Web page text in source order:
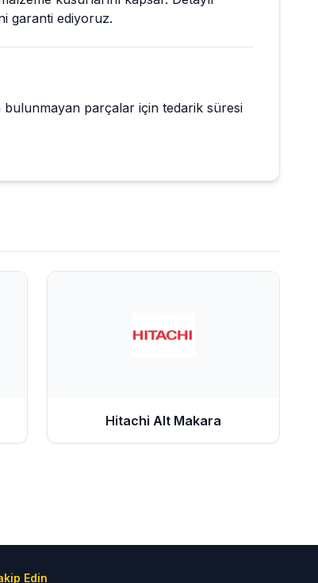
garanti ediyoruz.
bulunmayan parçalar için tedarik süresi
Hitachi Alt Makara
Edin